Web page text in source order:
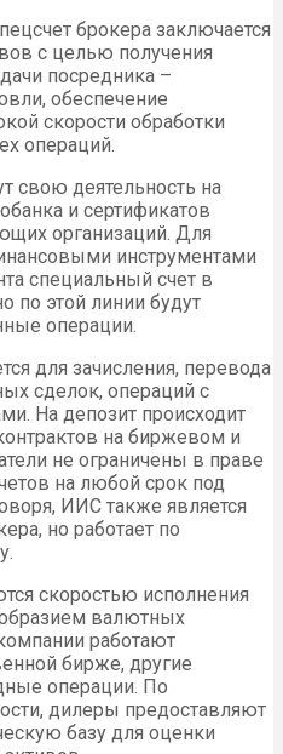
брокера заключается
с целью получения
посредника –
обеспечение
скорости обработки
операций.
свою деятельность на
и сертификатов
организаций. Для
инструментами
специальный счет в
по этой линии будут
операции.
для зачисления, перевода
сделок, операций с
На депозит происходит
на биржевом и
не ограничены в праве
на любой срок под
ИИС также является
но работает по
скоростью исполнения
валютных
работают
бирже, другие
операции. По
дилеры предоставляют
базу для оценки